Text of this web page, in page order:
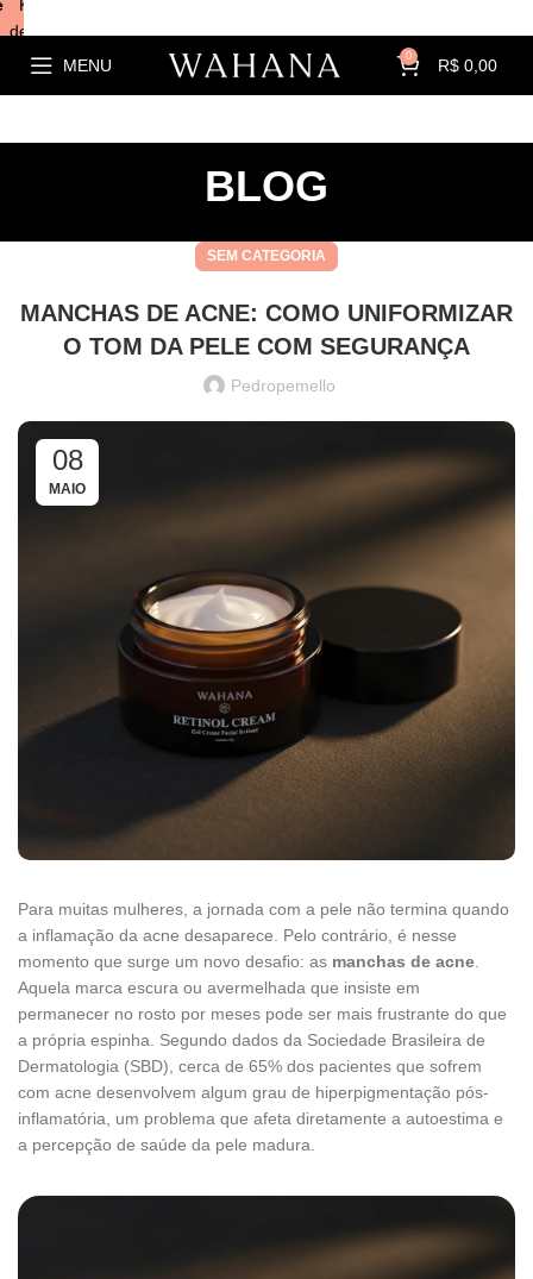
MENU 0 R$ 0,00
BLOG
SEM CATEGORIA
MANCHAS DE ACNE: COMO UNIFORMIZAR
O TOM DA PELE COM SEGURANÇA
Pedropemello
08
MAIO
Para muitas mulheres, a jornada com a pele não termina quando
a inflamação da acne desaparece. Pelo contrário, é nesse
momento que surge um novo desafio: as manchas de acne
Aquela marca escura ou avermelhada que insiste em
permanecer no rosto por meses pode ser mais frustrante do que
a própria espinha. Segundo dados da Sociedade Brasileira de
Dermatologia (SBD), cerca de 65% dos pacientes que sofrem
com acne desenvolvem algum grau de hiperpigmentação pós-
inflamatória, um problema que afeta diretamente a autoestima e
a percepção de saúde da pele madura.
Kits com
descontos!